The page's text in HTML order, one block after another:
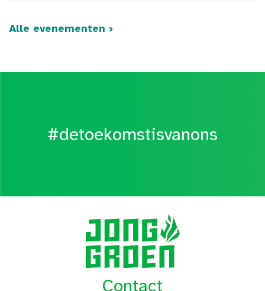
Alle evenementen ›
#detoekomstisvanons
Contact